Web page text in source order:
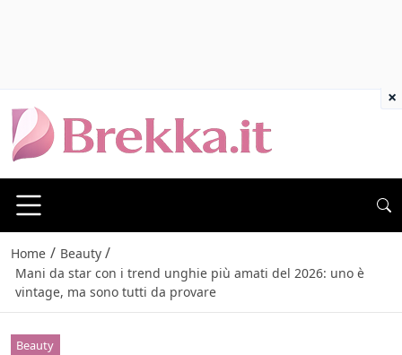
Home / Beauty /
Mani da star con i trend unghie più amati del 2026: uno è
vintage, ma sono tutti da provare
Beauty
×